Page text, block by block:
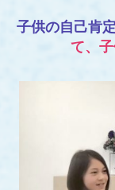
子供の自己肯
て、